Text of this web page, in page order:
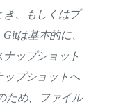
き、もしくはプ
は基本的に、
ップショット
ップショットへ
ため、ファイル